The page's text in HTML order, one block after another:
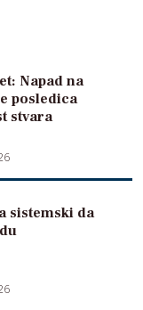
Napad na
posledica
stvara
sistemski da